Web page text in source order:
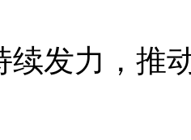
续发力，推